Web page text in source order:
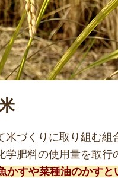
米づくりに取り組む組
学肥料の使用量を敢行
かすや菜種油のかすと